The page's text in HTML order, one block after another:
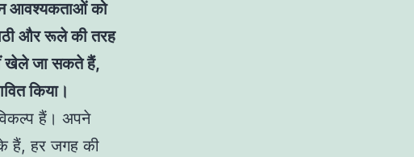
आवश्यकताओं को
और रूले की तरह
खेले जा सकते हैं,
किया।
हैं। अपने
हैं, हर जगह की